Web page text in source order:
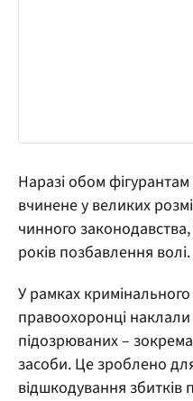
Наразі обом
вчинене у великих
чинного
років позбавлення волі.
У рамках
правоохоронці
підозрюваних –
засоби. Це зроблено
відшкодування збитків